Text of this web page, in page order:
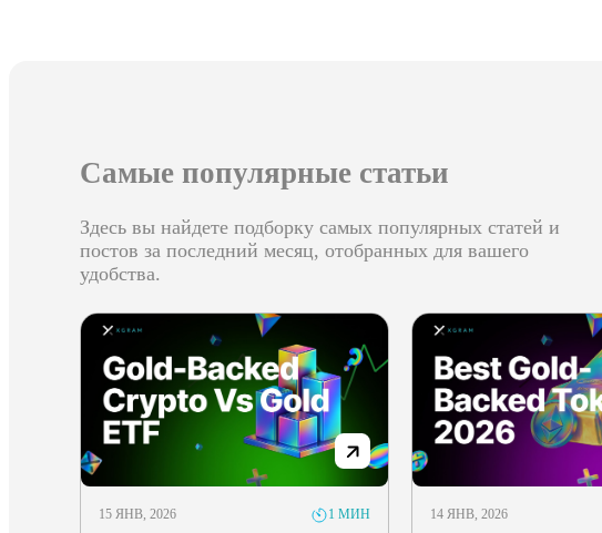
Самые популярные статьи
Здесь вы найдете подборку самых популярных статей и
постов за последний месяц, отобранных для вашего
удобства.
15 ЯНВ, 2026 1 МИН 14 ЯНВ, 2026